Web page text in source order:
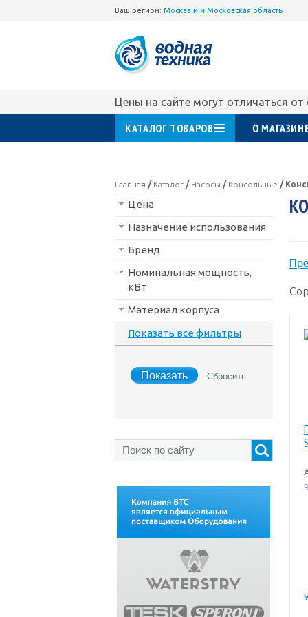
Ваш регион: Москва и и Московская область
Цены на сайте могут отличаться
КАТАЛОГ ТОВАРОВ О
Главная / Каталог / Насосы / Консольные /
Цена
Назначение использования
Бренд
Номинальная мощность,
кВт
Материал корпуса
Показать все фильтры